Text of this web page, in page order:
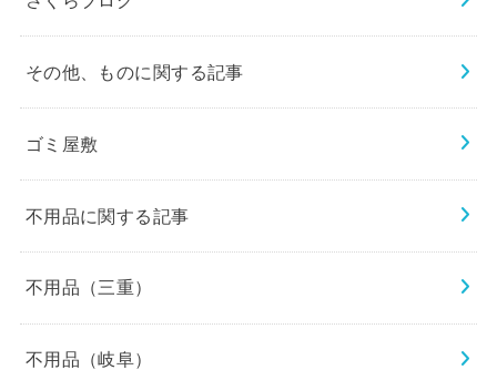
その他、ものに関する記事
ゴミ屋敷
不用品に関する記事
不用品（三重）
不用品（岐阜）